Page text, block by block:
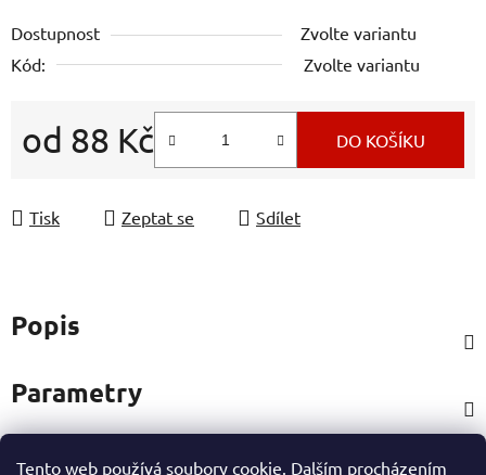
Tento web používá soubory cookie. Dalším procházením
Dostupnost
Zvolte variantu
Kód:
Zvolte variantu
od 88 Kč DO KOŠÍKU
Tisk Zeptat se Sdílet
Popis
Parametry